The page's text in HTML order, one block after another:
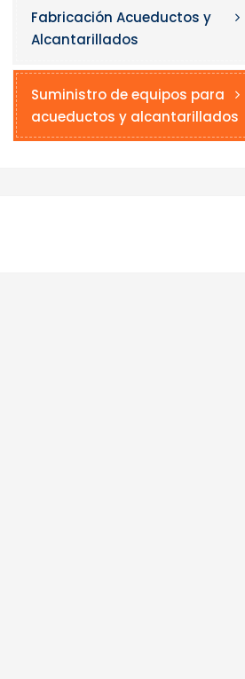
Fabricación Acueductos y
Alcantarillados
Suministro de equipos para
acueductos y alcantarillados